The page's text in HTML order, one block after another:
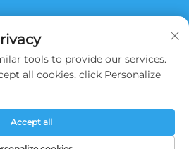
S'abonner
Xinyuan Iron Tower Group Co., Ltd. Tous
Politique de confidentialité
tools to provide our services.
all cookies, click Personalize
Accept all